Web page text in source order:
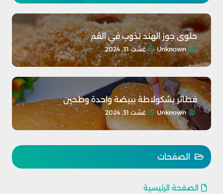
حلوى جوز الهند تذوب في القم
Unknown غشت 31, 2024
فطائر بشكولاطة ببيضة واحدة وطحين
Unknown غشت 31, 2024
الصفحات
الصفحة الرئيسية